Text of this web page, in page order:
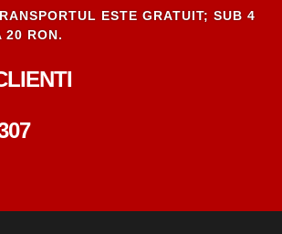
ESTE GRATUIT; SUB 4
20 RON.